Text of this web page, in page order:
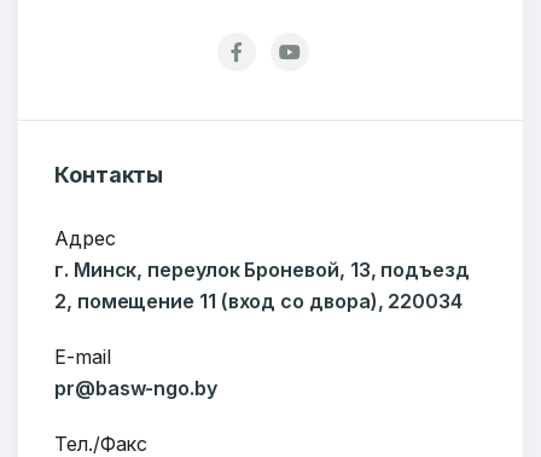
Ваше имя
E-mail
Тема
Контакты
Адрес
г. Минск, переулок Броневой, 13, подъезд
2, помещение 11 (вход со двора), 220034
E-mail
pr@basw-ngo.by
Тел./Факс